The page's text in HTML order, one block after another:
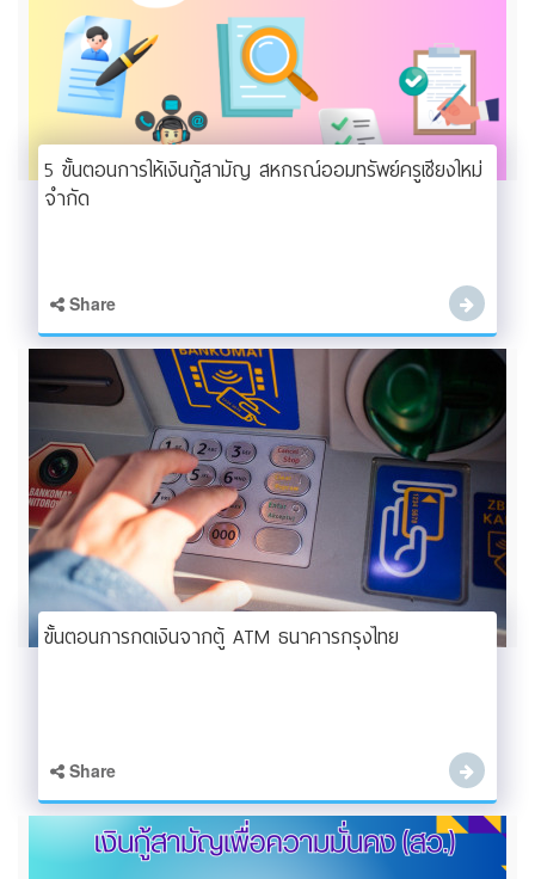
5 ขั้นตอนการให้เงินกู้สามัญ สหกรณ์ออมทรัพย์ครูเชียงใหม่
จำกัด
Share
ขั้นตอนการกดเงินจากตู้ ATM ธนาคารกรุงไทย
Share